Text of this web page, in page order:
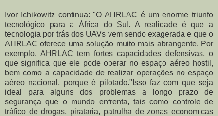
Ivor Ichikowitz continua: "O AHRLAC é um enorme triunfo
tecnológico para a África do Sul.A realidade é que a
tecnologia por trás dos UAVs vem sendo exagerada e que o
AHRLAC oferece uma solução muito mais abrangente. Por
exemplo, AHRLAC tem fortes capacidades defensivas, o
que significa que ele pode operar no espaço aéreo hostil,
bem como a capacidade de realizar operações no espaço
aéreo nacional, porque é pilotado."Isso faz com que seja
ideal para alguns dos problemas a longo prazo de
segurança que o mundo enfrenta, tais como controle de
tráfico de drogas, pirataria, patrulha de zonas economicas